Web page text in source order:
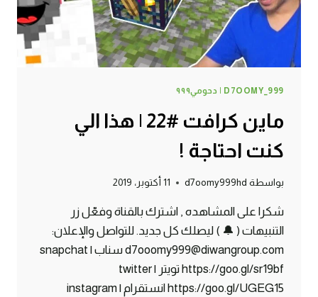
D7OOMY_999 | دحومي٩٩٩
ماين كرافت #22 | هذا الي
كنت احتاجة !
بواسطة d7oomy999hd 11 أكتوبر، 2019
شكرا على المشاهده , اشترك بالقناة وفعّل زر
التنبيهات ( 🔔 ) ليصلك كل جديد. للتواصل والإعلان:
d7ooomy999@diwangroup.com سناب | snapchat
https://goo.gl/sr19bf تويتر | twitter
https://goo.gl/UGEG15 انستقرام | instagram